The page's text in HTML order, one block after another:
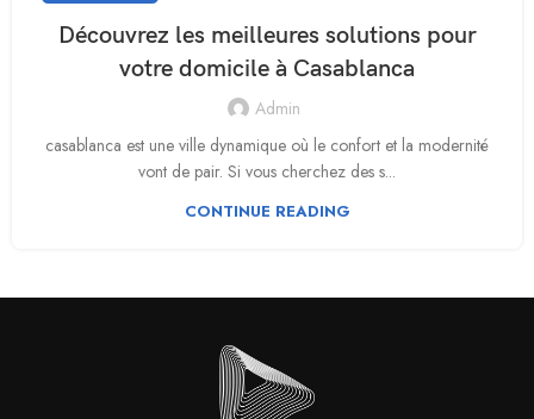
Découvrez les meilleures solutions pour
votre domicile à Casablanca
Admin
casablanca est une ville dynamique où le confort et la modernité
vont de pair. Si vous cherchez des s...
CONTINUE READING